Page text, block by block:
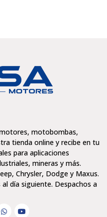
motobombas,
tienda online y recibe en tu
para aplicaciones
mineras y más.
Chrysler, Dodge y Maxus.
día siguiente. Despachos a